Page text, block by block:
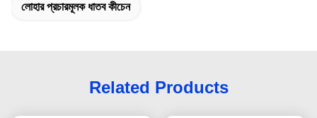
লোহার প্রচারমূলক ধাতব কীচেন
Related Products